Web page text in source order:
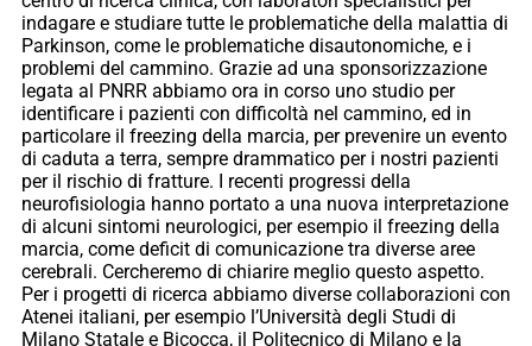
indagare e studiare tutte le problematiche della malattia di
Parkinson, come le problematiche disautonomiche, e i
problemi del cammino. Grazie ad una sponsorizzazione
legata al PNRR abbiamo ora in corso uno studio per
identificare i pazienti con difficoltà nel cammino, ed in
particolare il freezing della marcia, per prevenire un evento
di caduta a terra, sempre drammatico per i nostri pazienti
per il rischio di fratture. I recenti progressi della
neurofisiologia hanno portato a una nuova interpretazione
di alcuni sintomi neurologici, per esempio il freezing della
marcia, come deficit di comunicazione tra diverse aree
cerebrali. Cercheremo di chiarire meglio questo aspetto.
Per i progetti di ricerca abbiamo diverse collaborazioni con
Atenei italiani, per esempio l’Università degli Studi di
Milano Statale e Bicocca, il Politecnico di Milano e la